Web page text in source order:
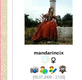
mandarincix
[05.07.2009 - 17:03]